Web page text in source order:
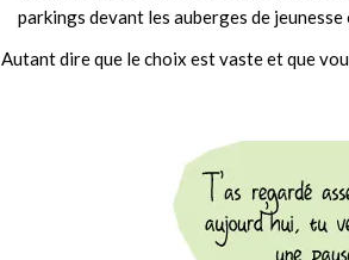
parkings devant les auberges de
Autant dire que le choix est vaste et que